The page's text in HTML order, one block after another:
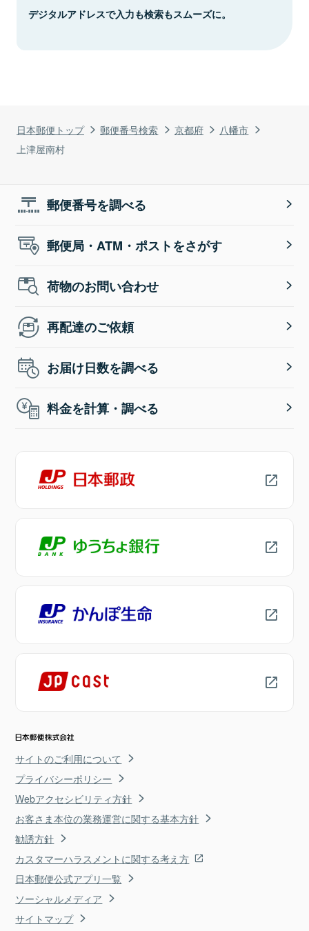
日本郵便トップ 郵便番号検索 京都府
八幡市
上津屋南村
デジタルアドレスで入力も検索もスムーズに。
郵便番号を調べる
郵便局・ATM・ポストをさがす
荷物のお問い合わせ
再配達のご依頼
お届け日数を調べる
料金を計算・調べる
サイトのご利用について
プライバシーポリシー
Webアクセシビリティ方針
お客さま本位の業務運営に関する基本方針
勧誘方針
カスタマーハラスメントに関する考え方
日本郵便公式アプリ一覧
ソーシャルメディア
サイトマップ